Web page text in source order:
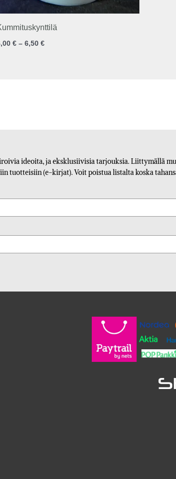
€ – 6,50 €
ideoita, ja eksklusiivisia tarjouksia. Liittymällä
tuotteisiin (e-kirjat). Voit poistua listalta koska